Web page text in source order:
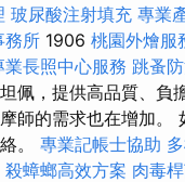
玻尿酸注射填充 專業
務所 1906 桃園外燴服
業長照中心服務 跳蚤
佩，提供高品質、負
師的需求也在增加。
。 專業記帳士協助
殺蟑螂高效方案 肉毒